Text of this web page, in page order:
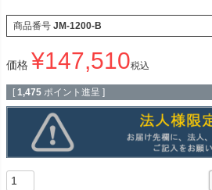
商品番号 JM-1200-B
価格 ¥147,510税込
[ 1,475 ポイント進呈 ]